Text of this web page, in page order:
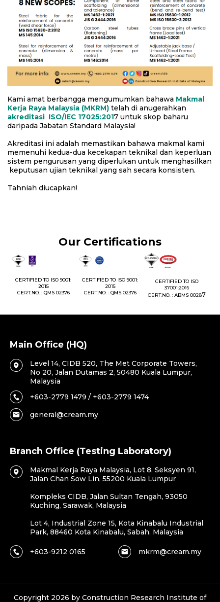
Kami amat berbangga mengumumkan bahawa Makmal
Kerja Raya Malaysia (MKRM) telah di anugerahkan
akreditasi ISO/IEC 17025:2017 untuk skop baharu
daripada Jabatan Standard Malaysia!
Akreditasi ini adalah memastikan bahawa makmal kami
memenuhi kedua-dua kecekapan teknikal dan keperluan
sistem pengurusan yang diperlukan untuk menghasilkan
keputusan ujian teknikal yang sah secara konsisten.
Tahniah diucapkan!
Our Certifications
CERTIFIED TO ISO 9001:
2015
CERT.NO. : QMS 02376
CERTIFIED TO ISO 9001:
2015
CERT.NO. : QMS 02376
CERTIFIED TO ISO
37001:2016
CERT.NO. : ABMS 00287
Main Office (HQ)
Level 14, CIDB 520, The Met Corporate Towers,
No 20, Jalan Dutamas 2, 50480 Kuala Lumpur,
Malaysia
+603-2779 1479 / +603-2779 1474
general@cream.my
Branch Office (Testing Laboratory)
Makmal Kerja Raya Malaysia, Lot 8, Seksyen 91,
Jalan Chan Sow Lin, 55200 Kuala Lumpur
Kompleks CIDB, Jalan Sultan Tengah, 93050
Kuching, Sarawak, Malaysia
Lot 4, Industrial Zone 15, Kota Kinabalu Industrial
Park, 88460 Kota Kinabalu, Sabah, Malaysia
+603-9212 0165 mkrm@cream.my
Copyright 2026 by Construction Research Institute of